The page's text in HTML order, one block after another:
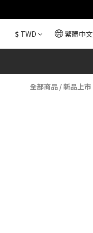
$ TWD 繁體中文
全部商品 /新品上市